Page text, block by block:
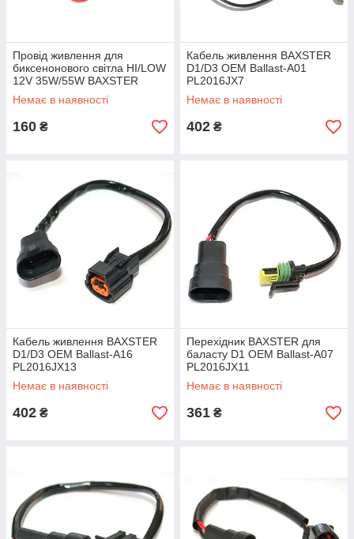
Провід живлення для
биксенонового світла HI/LOW
12V 35W/55W BAXSTER
Немає в наявності
160 ₴
Кабель живлення BAXSTER
D1/D3 OEM Ballast-A01
PL2016JX7
Немає в наявності
402 ₴
Кабель живлення BAXSTER
D1/D3 OEM Ballast-A16
PL2016JX13
Немає в наявності
402 ₴
Перехідник BAXSTER для
баласту D1 OEM Ballast-A07
PL2016JX11
Немає в наявності
361 ₴